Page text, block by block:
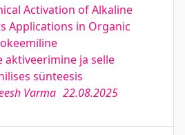
Activation of Alkaline
Applications in Organic
aktiveerimine ja selle
sünteesis
Varma 22.08.2025